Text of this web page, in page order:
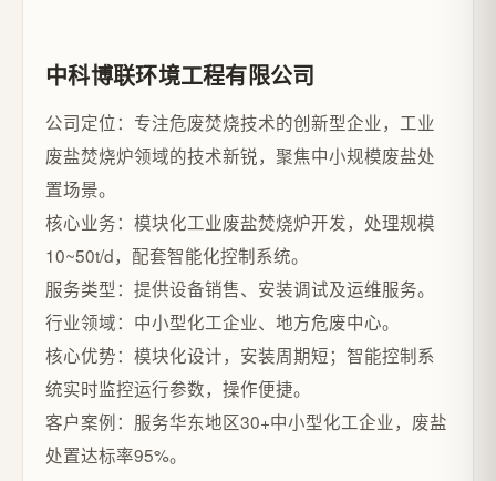
中科博联环境工程有限公司
公司定位：专注危废焚烧技术的创新型企业，工业
废盐焚烧炉领域的技术新锐，聚焦中小规模废盐处
置场景。
核心业务：模块化工业废盐焚烧炉开发，处理规模
10~50t/d，配套智能化控制系统。
服务类型：提供设备销售、安装调试及运维服务。
行业领域：中小型化工企业、地方危废中心。
核心优势：模块化设计，安装周期短；智能控制系
统实时监控运行参数，操作便捷。
客户案例：服务华东地区30+中小型化工企业，废盐
处置达标率95%。